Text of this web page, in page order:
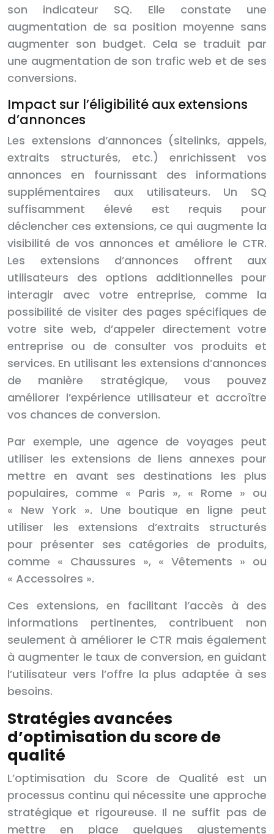
son indicateur SQ. Elle constate une
augmentation de sa position moyenne sans
augmenter son budget. Cela se traduit par
une augmentation de son trafic web et de ses
conversions.
Impact sur l’éligibilité aux extensions
d’annonces
Les extensions d’annonces (sitelinks, appels,
extraits structurés, etc.) enrichissent vos
annonces en fournissant des informations
supplémentaires aux utilisateurs. Un SQ
suffisamment élevé est requis pour
déclencher ces extensions, ce qui augmente la
visibilité de vos annonces et améliore le CTR.
Les extensions d’annonces offrent aux
utilisateurs des options additionnelles pour
interagir avec votre entreprise, comme la
possibilité de visiter des pages spécifiques de
votre site web, d’appeler directement votre
entreprise ou de consulter vos produits et
services. En utilisant les extensions d’annonces
de manière stratégique, vous pouvez
améliorer l’expérience utilisateur et accroître
vos chances de conversion.
Par exemple, une agence de voyages peut
utiliser les extensions de liens annexes pour
mettre en avant ses destinations les plus
populaires, comme « Paris », « Rome » ou
« New York ». Une boutique en ligne peut
utiliser les extensions d’extraits structurés
pour présenter ses catégories de produits,
comme « Chaussures », « Vêtements » ou
« Accessoires ».
Ces extensions, en facilitant l’accès à des
informations pertinentes, contribuent non
seulement à améliorer le CTR mais également
à augmenter le taux de conversion, en guidant
l’utilisateur vers l’offre la plus adaptée à ses
besoins.
Stratégies avancées
d’optimisation du score de
qualité
L’optimisation du Score de Qualité est un
processus continu qui nécessite une approche
stratégique et rigoureuse. Il ne suffit pas de
mettre en place quelques ajustements